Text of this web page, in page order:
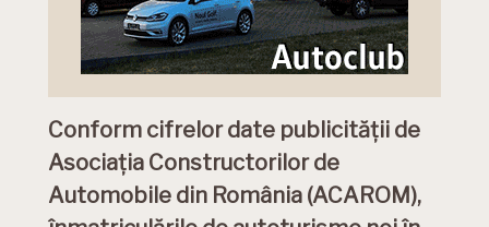
Conform cifrelor date publicității de
Asociația Constructorilor de
Automobile din România (ACAROM),